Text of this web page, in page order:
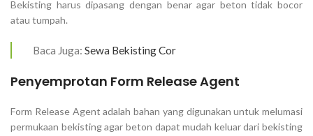
Bekisting harus dipasang dengan benar agar beton tidak bocor
atau tumpah.
Baca Juga: Sewa Bekisting Cor
Penyemprotan Form Release Agent
Form Release Agent adalah bahan yang digunakan untuk melumasi
permukaan bekisting agar beton dapat mudah keluar dari bekisting